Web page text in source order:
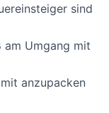
sind
am Umgang mit
anzupacken